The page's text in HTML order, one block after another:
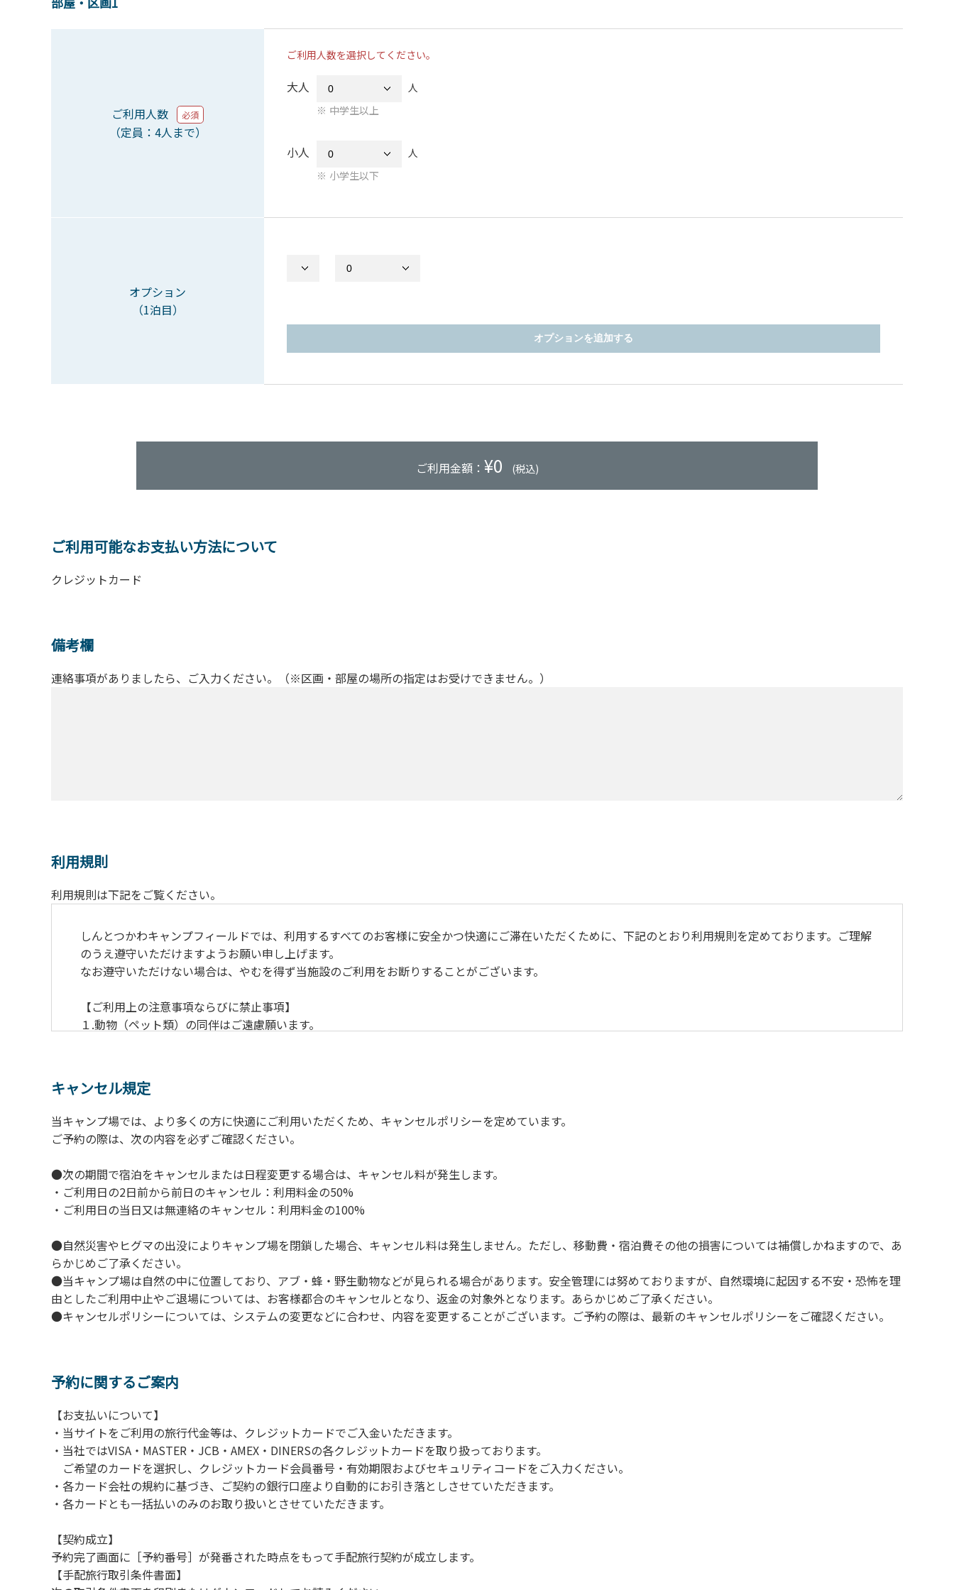
ご利用人数 必須
（定員：4人まで）
ご利用人数を選択してください。
大人
人
中学生以上
小人
人
小学生以下
オプション
（1泊目）
オプションを追加する
ご利用金額： ¥0 (税込)
ご利用可能なお支払い方法について
クレジットカード
備考欄
連絡事項がありましたら、ご入力ください。（※区画・部屋の場所の指定はお受けできません。）
利用規則
利用規則は下記をご覧ください。
しんとつかわキャンプフィールドでは、利用するすべてのお客様に安全かつ快適にご滞在いただくために、下記のとおり利用規則を定めております。ご理解
のうえ遵守いただけますようお願い申し上げます。
なお遵守いただけない場合は、やむを得ず当施設のご利用をお断りすることがございます。
【ご利用上の注意事項ならびに禁止事項】
１.動物（ペット類）の同伴はご遠慮願います。
４.午後10時以降の花火の使用は禁止です。
５.周囲に迷惑となるような行為（大音量の音楽、カラオケの使用、夜間の大声での談笑等）や他人に嫌悪感を与えるような行為はお止めください。
６.芝生や地面での直火による焚き火、BBQ、キャンプファイヤーは禁止します。
７.バンガローに設置しているバーベキューコンロ及び焚き火台の利用後は炭の鎮火の確認をお願いいたします。
８.バンガローの芝生にはテントは張らないでください。（タープは１つまで可）
９.各自で出されましたゴミは全てお持ち帰りください。（使用済みの炭は専用の捨て場に捨てられます。）
10.施設内および駐車場などで起きた金品等の盗難、ご利用者間でのトラブルで生じた損害に対しては、一切の責任を負いかねます。
11.施設の利用については管理人の指示に従ってください。従わない場合は退場していただき、今後の利用をお断りする場合があります。
キャンセル規定
当キャンプ場では、より多くの方に快適にご利用いただくため、キャンセルポリシーを定めています。
ご予約の際は、次の内容を必ずご確認ください。
●次の期間で宿泊をキャンセルまたは日程変更する場合は、キャンセル料が発生します。
・ご利用日の2日前から前日のキャンセル：利用料金の50%
・ご利用日の当日又は無連絡のキャンセル：利用料金の100%
●自然災害やヒグマの出没によりキャンプ場を閉鎖した場合、キャンセル料は発生しません。ただし、移動費・宿泊費その他の損害については補償しかねますので、あ
らかじめご了承ください。
●当キャンプ場は自然の中に位置しており、アブ・蜂・野生動物などが見られる場合があります。安全管理には努めておりますが、自然環境に起因する不安・恐怖を理
由としたご利用中止やご退場については、お客様都合のキャンセルとなり、返金の対象外となります。あらかじめご了承ください。
●キャンセルポリシーについては、システムの変更などに合わせ、内容を変更することがございます。ご予約の際は、最新のキャンセルポリシーをご確認ください。
予約に関するご案内
【お支払いについて】
・当サイトをご利用の旅行代金等は、クレジットカードでご入金いただきます。
・当社ではVISA・MASTER・JCB・AMEX・DINERSの各クレジットカードを取り扱っております。
ご希望のカードを選択し、クレジットカード会員番号・有効期限およびセキュリティコードをご入力ください。
・各カード会社の規約に基づき、ご契約の銀行口座より自動的にお引き落としさせていただきます。
・各カードとも一括払いのみのお取り扱いとさせていただきます。
【契約成立】
予約完了画面に［予約番号］が発番された時点をもって手配旅行契約が成立します。
【手配旅行取引条件書面】